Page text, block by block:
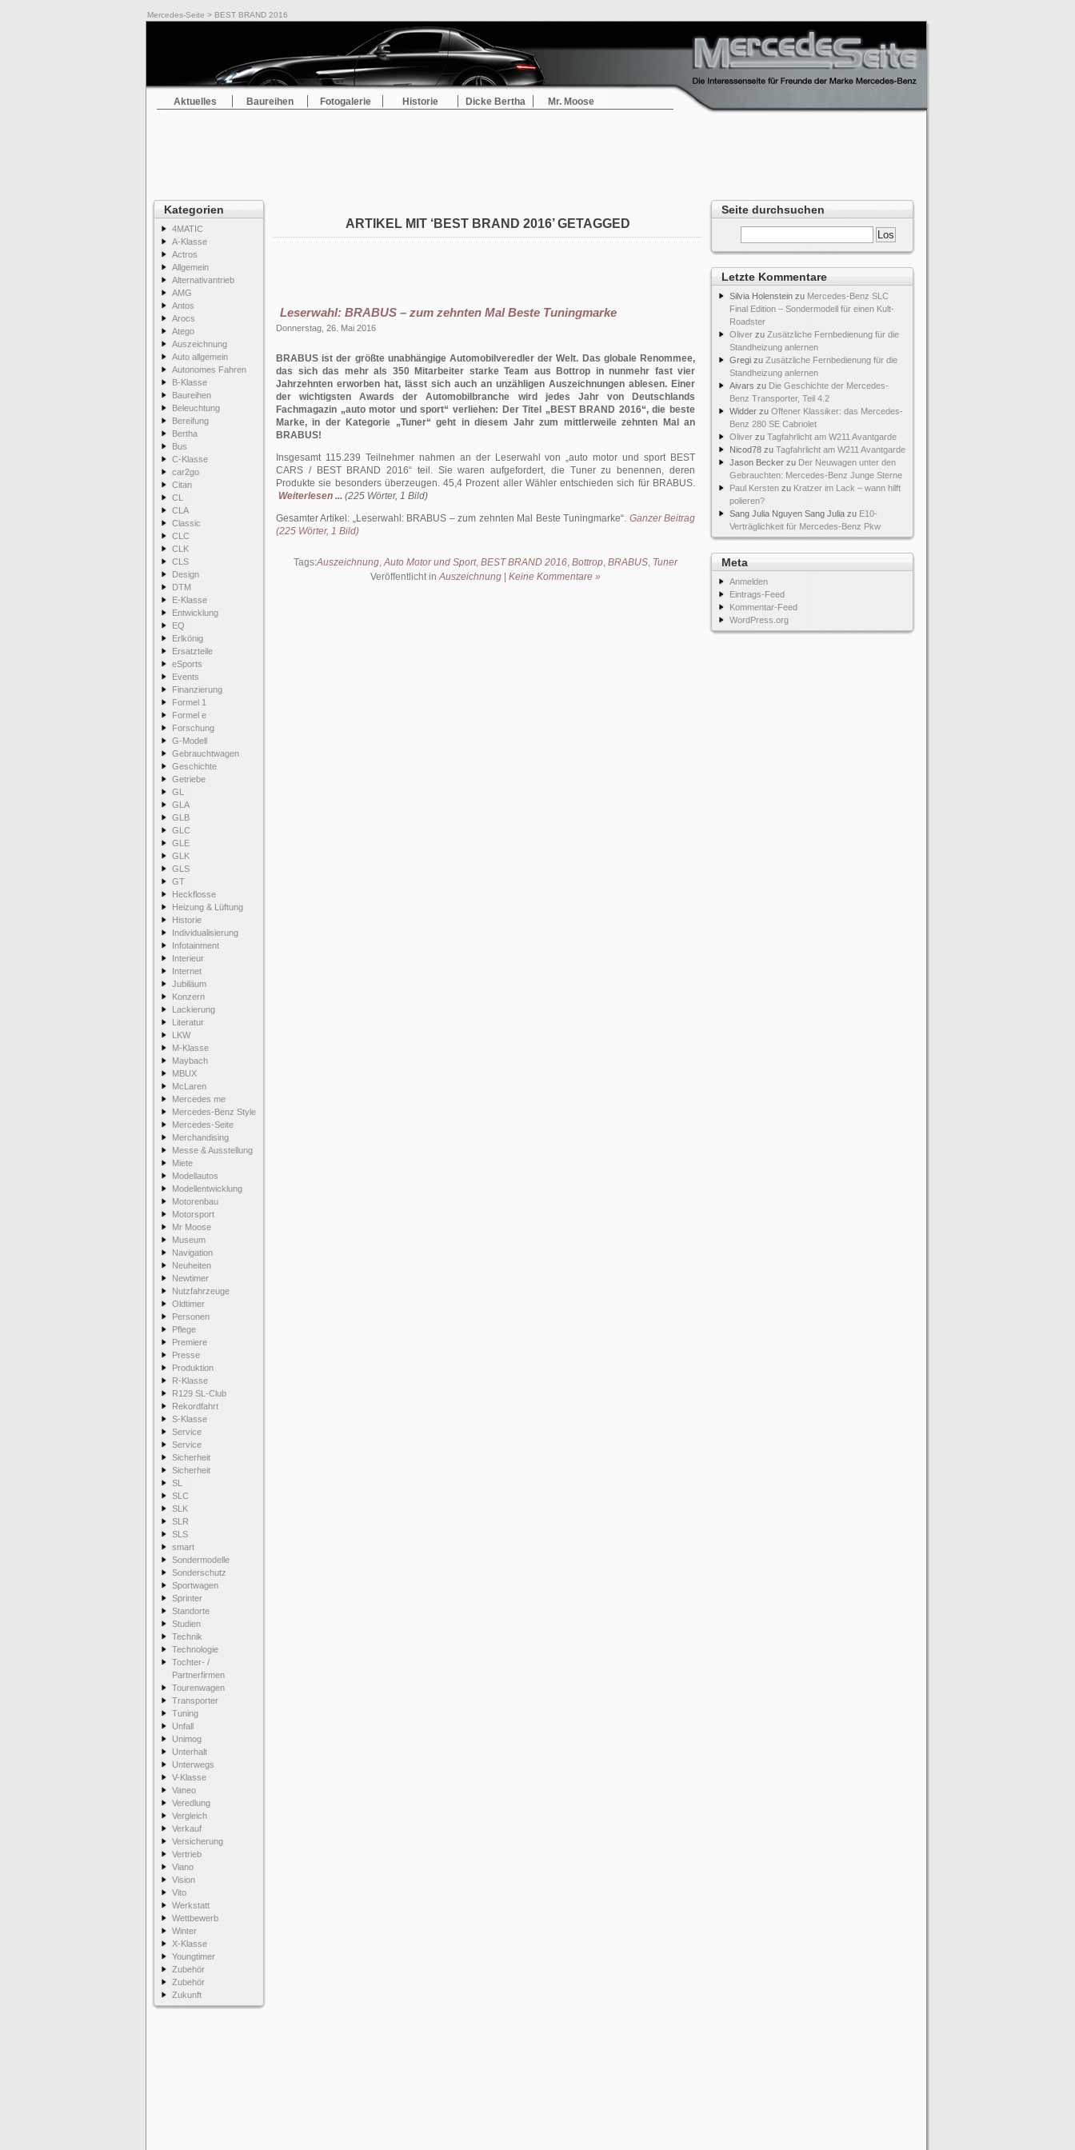
Mercedes-Seite > BEST BRAND 2016
Aktuelles Baureihen Fotogalerie Historie Dicke Bertha Mr. Moose
Kategorien
4MATIC
A-Klasse
Actros
Allgemein
Alternativantrieb
AMG
Antos
Arocs
Atego
Auszeichnung
Auto allgemein
Autonomes Fahren
B-Klasse
Baureihen
Beleuchtung
Bereifung
Bertha
Bus
C-Klasse
car2go
Citan
CL
CLA
Classic
CLC
CLK
CLS
Design
DTM
E-Klasse
Entwicklung
EQ
Erlkönig
Ersatzteile
eSports
Events
Finanzierung
Formel 1
Formel e
Forschung
G-Modell
Gebrauchtwagen
Geschichte
Getriebe
GL
GLA
GLB
GLC
GLE
GLK
GLS
GT
Heckflosse
Heizung & Lüftung
Historie
Individualisierung
Infotainment
Interieur
Internet
Jubiläum
Konzern
Lackierung
Literatur
LKW
M-Klasse
Maybach
MBUX
McLaren
Mercedes me
Mercedes-Benz Style
Mercedes-Seite
Merchandising
Messe & Ausstellung
Miete
Modellautos
Modellentwicklung
Motorenbau
Motorsport
Mr Moose
Museum
Navigation
Neuheiten
Newtimer
Nutzfahrzeuge
Oldtimer
Personen
Pflege
Premiere
Presse
Produktion
R-Klasse
R129 SL-Club
Rekordfahrt
S-Klasse
Service
Service
Sicherheit
Sicherheit
SL
SLC
SLK
SLR
SLS
smart
Sondermodelle
Sonderschutz
Sportwagen
Sprinter
Standorte
Studien
Technik
Technologie
Tochter- /
Partnerfirmen
Tourenwagen
Transporter
Tuning
Unfall
Unimog
Unterhalt
Unterwegs
V-Klasse
Vaneo
Veredlung
Vergleich
Verkauf
Versicherung
Vertrieb
Viano
Vision
Vito
Werkstatt
Wettbewerb
Winter
X-Klasse
Youngtimer
Zubehör
Zubehör
Zukunft
Seite durchsuchen
Letzte Kommentare
Silvia Holenstein zu Mercedes-Benz SLC
Final Edition – Sondermodell für einen Kult-
Roadster
Oliver zu Zusätzliche Fernbedienung für die
Standheizung anlernen
Gregi zu Zusätzliche Fernbedienung für die
Standheizung anlernen
Aivars zu Die Geschichte der Mercedes-
Benz Transporter, Teil 4.2
Widder zu Offener Klassiker: das Mercedes-
Benz 280 SE Cabriolet
Oliver zu Tagfahrlicht am W211 Avantgarde
Nicod78 zu Tagfahrlicht am W211 Avantgarde
Jason Becker zu Der Neuwagen unter den
Gebrauchten: Mercedes-Benz Junge Sterne
Paul Kersten zu Kratzer im Lack – wann hilft
polieren?
Sang Julia Nguyen Sang Julia zu E10-
Verträglichkeit für Mercedes-Benz Pkw
Meta
Anmelden
Eintrags-Feed
Kommentar-Feed
WordPress.org
ARTIKEL MIT ‘BEST BRAND 2016’ GETAGGED
Leserwahl: BRABUS – zum zehnten Mal Beste Tuningmarke
Donnerstag, 26. Mai 2016
BRABUS ist der größte unabhängige Automobilveredler der Welt. Das globale Renommee,
das sich das mehr als 350 Mitarbeiter starke Team aus Bottrop in nunmehr fast vier
Jahrzehnten erworben hat, lässt sich auch an unzähligen Auszeichnungen ablesen. Einer
der wichtigsten Awards der Automobilbranche wird jedes Jahr von
Deutschlands
Fachmagazin „auto motor und sport“ verliehen: Der Titel „BEST BRAND 2016“, die beste
Marke, in der Kategorie „Tuner“ geht in diesem Jahr zum mittlerweile zehnten Mal an
BRABUS!
Insgesamt 115.239 Teilnehmer nahmen an der Leserwahl von „auto motor und sport BEST
CARS / BEST BRAND 2016“ teil. Sie waren aufgefordert, die Tuner zu benennen, deren
Produkte sie besonders überzeugen. 45,4 Prozent aller Wähler entschieden sich für BRABUS.
Weiterlesen ... (225 Wörter, 1 Bild)
Gesamter Artikel: Leserwahl: BRABUS – zum zehnten Mal Beste Tuningmarke . Ganzer Beitrag
(225 Wörter, 1 Bild)
Tags:Auszeichnung,Auto Motor und Sport, BEST BRAND 2016, Bottrop, BRABUS, Tuner
Veröffentlicht inAuszeichnung Keine Kommentare »